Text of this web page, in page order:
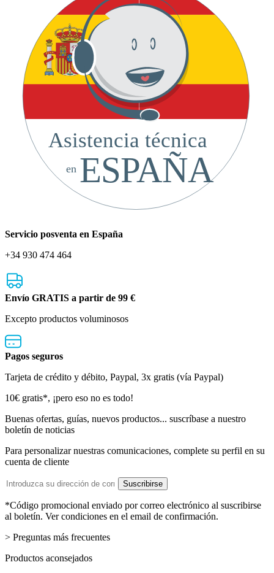
Asistencia técnica
ESPAÑA
en
Servicio posventa en España
+34 930 474 464
Envío GRATIS a partir de 99 €
Excepto productos voluminosos
Pagos seguros
Tarjeta de crédito y débito, Paypal, 3x gratis (vía Paypal)
Boletín
de
noticias
10€ gratis*, ¡pero eso no es todo!
Buenas ofertas, guías, nuevos productos... suscríbase a nuestro
boletín de noticias
Para personalizar nuestras comunicaciones, complete su perfil en su
cuenta de cliente
Dirección
email
Suscribirse
*Código promocional enviado por correo electrónico al suscribirse
al boletín. Ver condiciones en el email de confirmación.
> Preguntas más frecuentes
Productos aconsejados